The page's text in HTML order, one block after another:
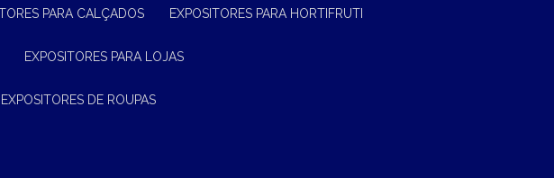
PARA CALÇADOS EXPOSITORES PARA HORTIFRUTI
EXPOSITORES PARA LOJAS
EXPOSITORES DE ROUPAS